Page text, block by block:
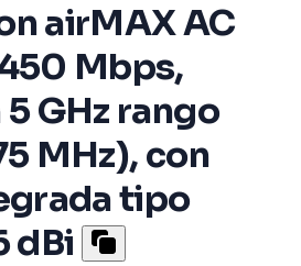
airMAX AC
Mbps,
GHz rango
MHz), con
tipo
dBi